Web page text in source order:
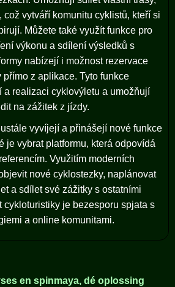
což vytváří komunitu cyklistů, kteří si
Můžete také využít funkce pro
výkonu a sdílení výsledků s
nabízejí i možnost rezervace
z aplikace. Tyto funkce
a realizaci cyklovýletu a umožňují
na zážitek z jízdy.
vyvíjejí a přinášejí nové funkce
je vybrat platformu, která odpovídá
Využitím moderních
nové cyklostezky, naplánovat
a sdílet své zážitky s ostatními
cykloturistiky je bezesporu spjata s
a online komunitami.
en spinmaya, dé oplossing